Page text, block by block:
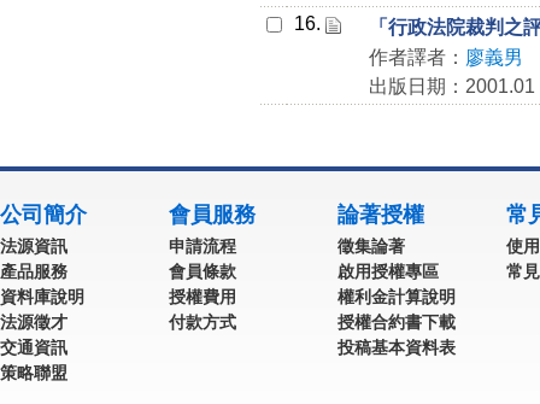
16.
「行政法院裁判之
作者譯者： 廖義男
出版日期：2001.01
公司簡介
法源資訊
產品服務
資料庫說明
法源徵才
交通資訊
策略聯盟
會員服務
申請流程
會員條款
授權費用
付款方式
論著授權
徵集論著
啟用授權專區
權利金計算說明
授權合約書下載
投稿基本資料表
常
使
常